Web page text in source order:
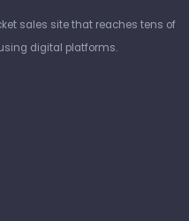
sales site that reaches tens of
digital platforms.